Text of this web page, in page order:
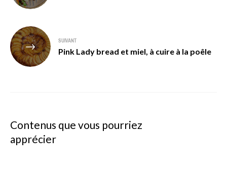
l’article
SUIVANT
Pink Lady bread et miel, à cuire à la poêle
Contenus que vous pourriez
apprécier